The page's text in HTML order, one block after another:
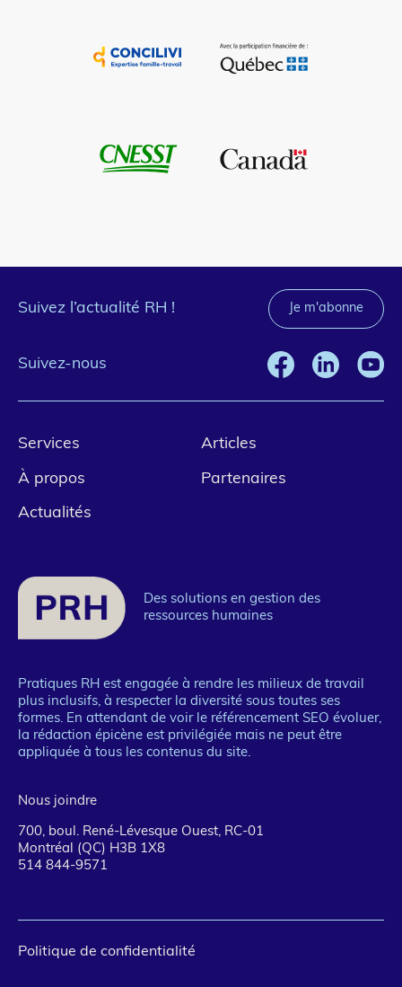
Suivez l’actualité RH ! Je m'abonne
Suivez-nous
Pied
de
page
Services Articles
À propos Partenaires
Actualités
Des solutions en gestion des
ressources humaines
Pratiques RH est engagée à rendre les milieux de travail
plus inclusifs, à respecter la diversité sous toutes ses
formes. En attendant de voir le référencement SEO évoluer,
la rédaction épicène est privilégiée mais ne peut être
appliquée à tous les contenus du site.
Nous joindre
700, boul. René-Lévesque Ouest, RC-01
Montréal (QC) H3B 1X8
514 844-9571
Pied
Politique de confidentialité